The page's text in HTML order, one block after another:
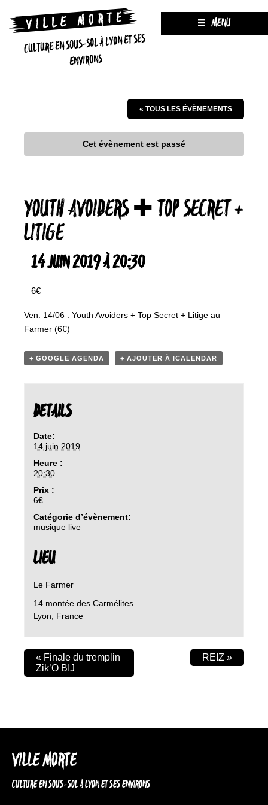
CULTURE EN SOUS-SOL À LYON ET SES
ENVIRONS
MENU
« TOUS LES ÉVÈNEMENTS
Cet évènement est passé
YOUTH AVOIDERS ✚ TOP SECRET +
LITIGE
14 JUIN 2019 À 20:30
6€
Ven. 14/06 : Youth Avoiders + Top Secret + Litige au
Farmer (6€)
+ GOOGLE AGENDA + AJOUTER À ICALENDAR
DETAILS
Date:
14 juin 2019
Heure :
20:30
Prix :
6€
Catégorie d’évènement:
musique live
LIEU
Le Farmer
14 montée des Carmélites
Lyon
France
« Finale du tremplin
Zik’O BIJ
REIZ »
VILLE MORTE
CULTURE EN SOUS-SOL À LYON ET SES ENVIRONS